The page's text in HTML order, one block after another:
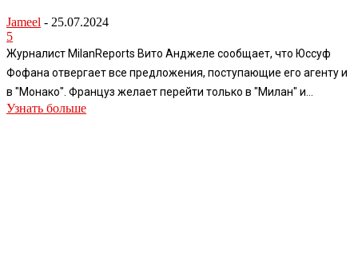
Jameel - 25.07.2024
5
Журналист MilanReports Вито Анджеле сообщает, что Юссуф
Фофана отвергает все предложения, поступающие его агенту и
в "Монако". Француз желает перейти только в "Милан" и...
Узнать больше